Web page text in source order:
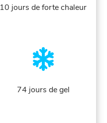
10 jours de forte chaleur
74 jours de gel